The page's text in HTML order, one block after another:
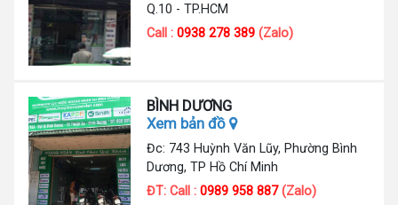
Q.10 - TP.HCM
Call :0938 278 389(Zalo)
BÌNH DƯƠNG
Xem bản đồ
Đc: 743 Huỳnh Văn Lũy, Phường Bình
Dương, TP Hồ Chí Minh
ĐT: Call :0989 958 887(Zalo)